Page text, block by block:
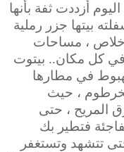
أزددت ثفة بأنها
بيتها جزر رملية
، مساحات
كل مكان.. بيتوت
في مطارها
، حيث
المريح ، حتى
فتطير بك
تتشهد وتستغفر